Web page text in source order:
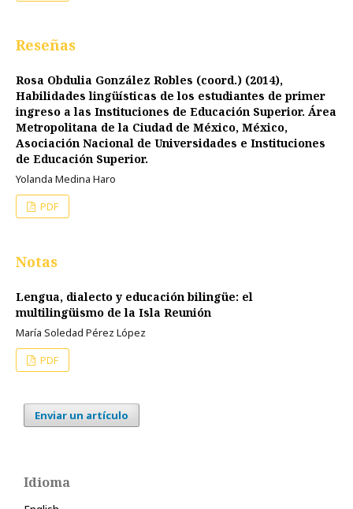
Reseñas
Rosa Obdulia González Robles (coord.) (2014),
Habilidades lingüísticas de los estudiantes de primer
ingreso a las Instituciones de Educación Superior. Área
Metropolitana de la Ciudad de México, México,
Asociación Nacional de Universidades e Instituciones
de Educación Superior.
Yolanda Medina Haro
PDF
Notas
Lengua, dialecto y educación bilingüe: el
multilingüismo de la Isla Reunión
María Soledad Pérez López
PDF
Enviar un artículo
Idioma